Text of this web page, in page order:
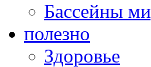
Бассейны
полезно
Здоровье